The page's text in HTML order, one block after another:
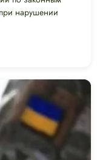
нарушении